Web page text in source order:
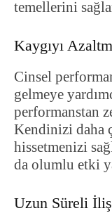
temellerini
Kaygıyı
Cinsel
gelmeye
performanstan
Kendinizi daha
hissetmenizi
da olumlu etki
Uzun Süreli